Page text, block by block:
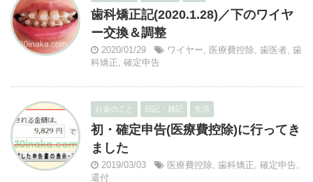
歯科矯正記(2020.1.28)／下のワイヤ
ー交換＆調整
2020/01/29 ワイヤー, 医療費控除, 歯医者, 歯
科矯正, 確定申告
お金のこと 日記・雑記 生活
初・確定申告(医療費控除)に行ってき
ました
2019/03/03 医療費控除, 歯科矯正, 確定申告,
還付